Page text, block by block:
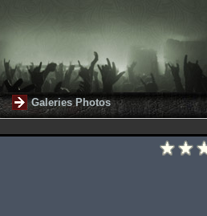
Galeries Photos